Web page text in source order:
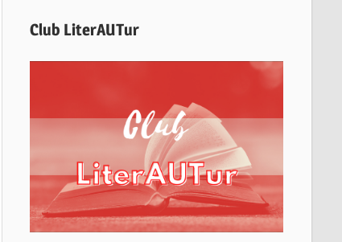
Club LiterAUTur